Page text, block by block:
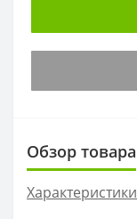
Обзор товара
Характеристики